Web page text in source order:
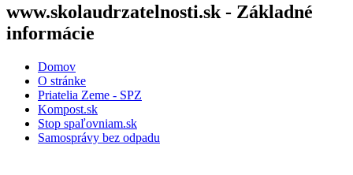
www.skolaudrzatelnosti.sk - Základné
informácie
Domov
O stránke
Priatelia Zeme - SPZ
Kompost.sk
Stop spaľovniam.sk
Samosprávy bez odpadu